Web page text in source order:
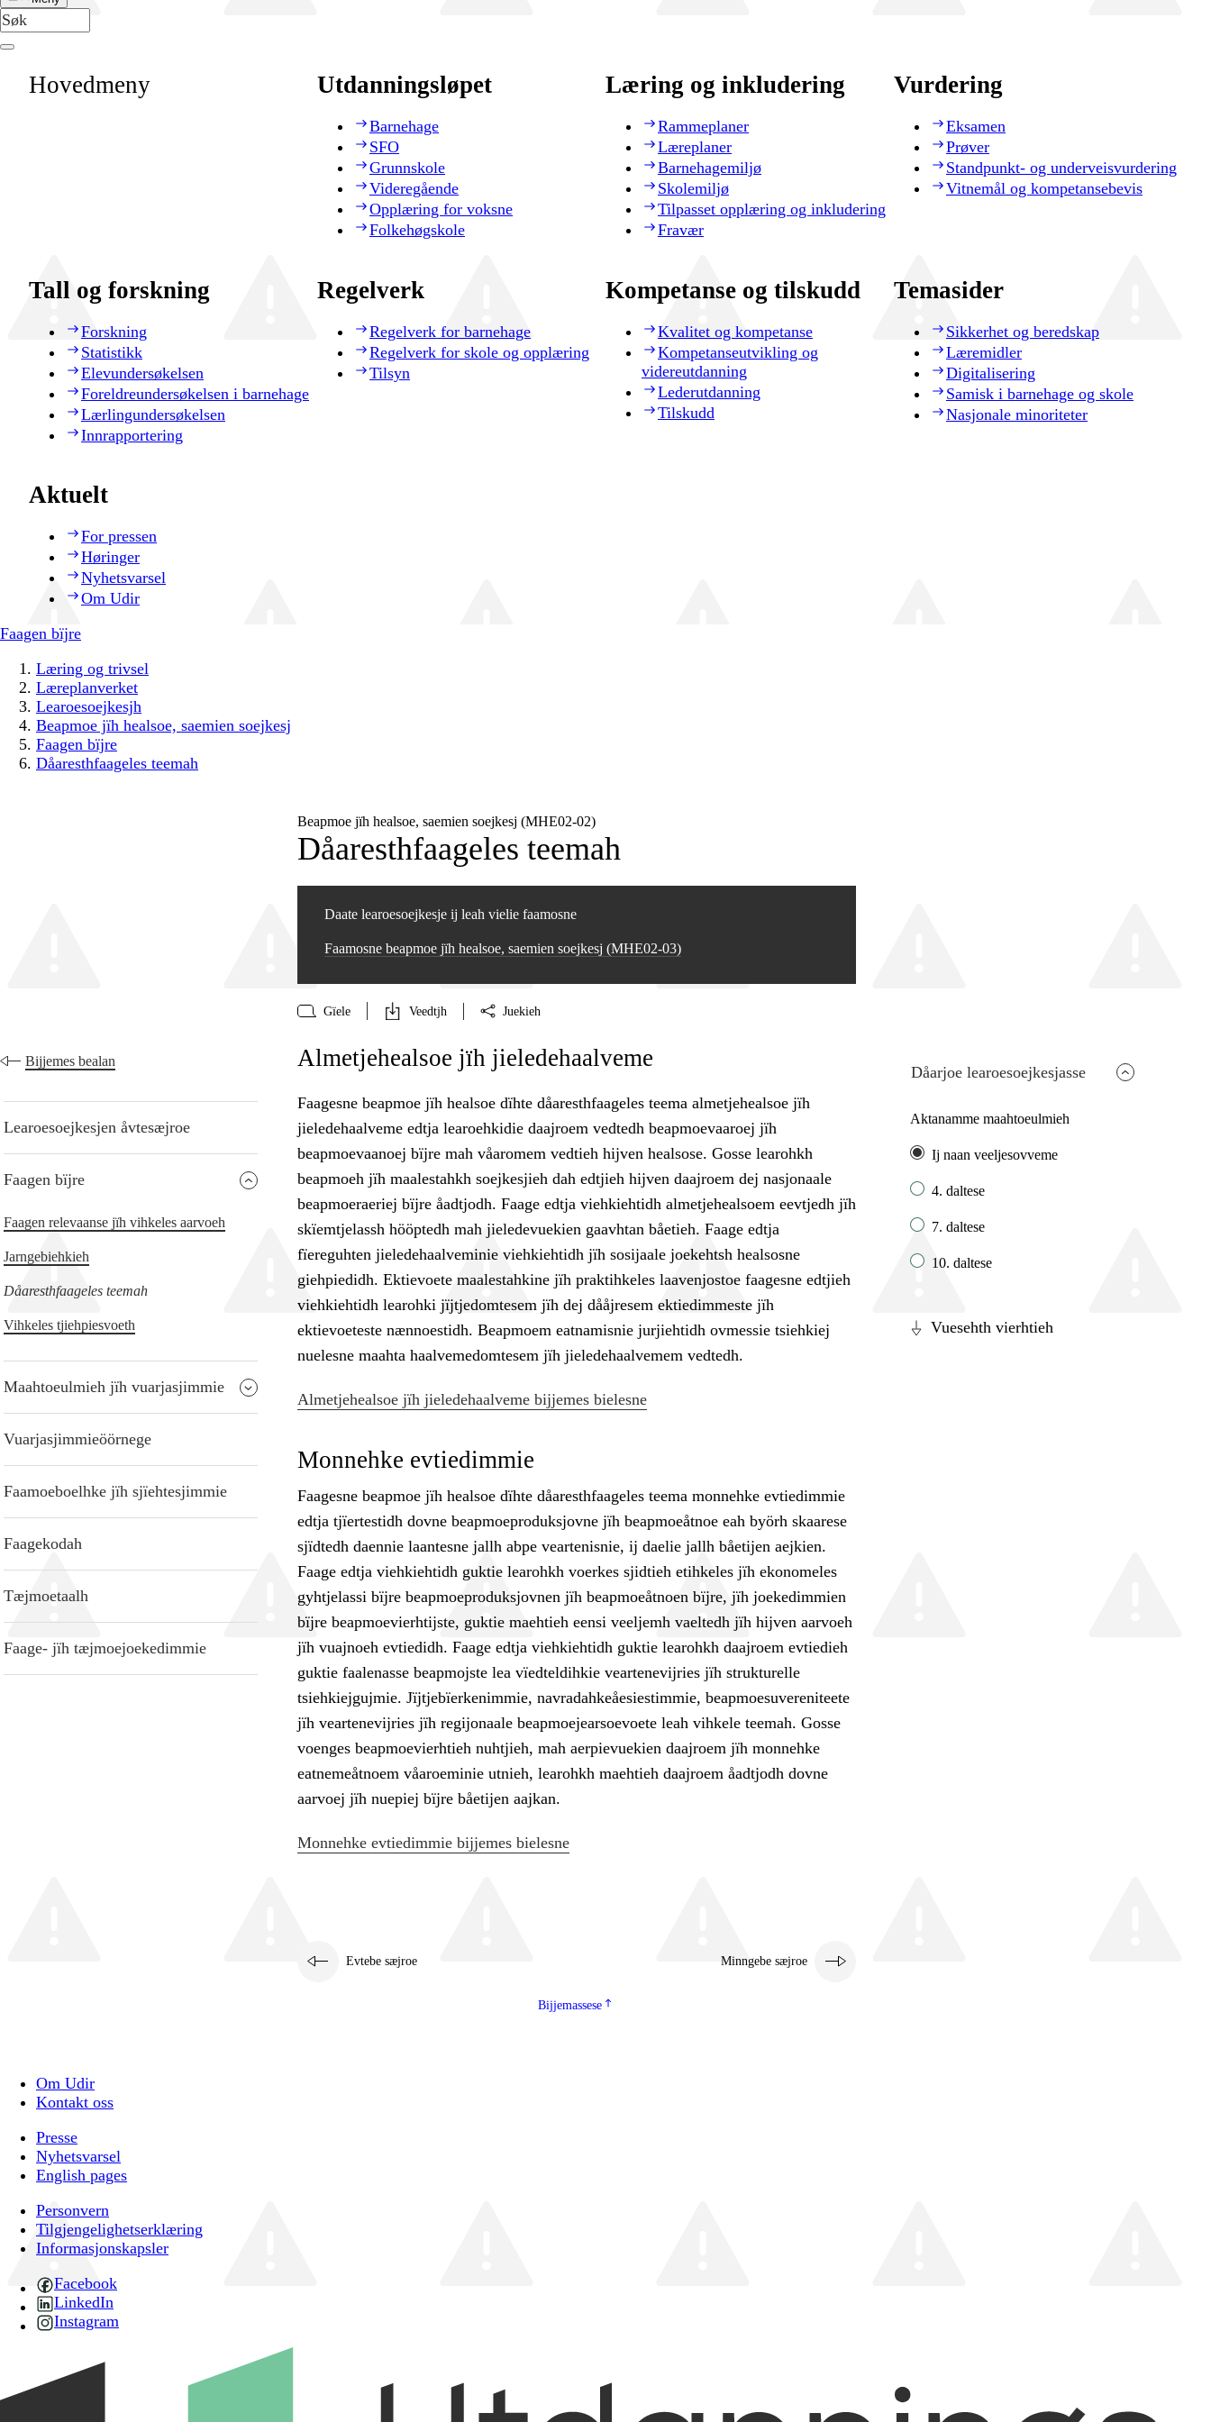
Hovedmeny Utdanningsløpet
Barnehage
SFO
Grunnskole
Videregående
Opplæring for voksne
Folkehøgskole
Læring og inkludering
Rammeplaner
Læreplaner
Barnehagemiljø
Skolemiljø
Tilpasset opplæring og inkludering
Fravær
Vurdering
Eksamen
Prøver
Standpunkt- og underveisvurdering
Vitnemål og kompetansebevis
Tall og forskning
Forskning
Statistikk
Elevundersøkelsen
Foreldreundersøkelsen i barnehage
Lærlingundersøkelsen
Innrapportering
Regelverk
Regelverk for barnehage
Regelverk for skole og opplæring
Tilsyn
Kompetanse og tilskudd
Kvalitet og kompetanse
Kompetanseutvikling og
videreutdanning
Lederutdanning
Tilskudd
Temasider
Sikkerhet og beredskap
Læremidler
Digitalisering
Samisk i barnehage og skole
Nasjonale minoriteter
Aktuelt
For pressen
Høringer
Nyhetsvarsel
Om Udir
Faagen bïjre
Læring og trivsel
Læreplanverket
Learoesoejkesjh
Beapmoe jïh healsoe, saemien soejkesj
Faagen bïjre
Dåaresthfaageles teemah
Beapmoe jïh healsoe, saemien soejkesj (MHE02‑02)
Dåaresthfaageles teemah
Daate learoesoejkesje ij leah vielie faamosne
Faamosne beapmoe jïh healsoe, saemien soejkesj (MHE02‑03)
Gïele Veedtjh Juekieh
Bijjemes bealan
Learoesoejkesjen åvtesæjroe
Faagen bïjre
Faagen relevaanse jïh vihkeles aarvoeh
Jarngebiehkieh
Dåaresthfaageles teemah
Vihkeles tjiehpiesvoeth
Maahtoeulmieh jïh vuarjasjimmie
Vuarjasjimmieöörnege
Faamoeboelhke jïh sjïehtesjimmie
Faagekodah
Tæjmoetaalh
Faage- jïh tæjmoejoekedimmie
Dåarjoe learoesoejkesjasse
Aktanamme maahtoeulmieh
Ij naan veeljesovveme
4. daltese
7. daltese
10. daltese
Vuesehth vierhtieh
Almetjehealsoe jïh jieledehaalveme
Faagesne beapmoe jïh healsoe dïhte dåaresthfaageles teema almetjehealsoe jïh
jieledehaalveme edtja learoehkidie daajroem vedtedh beapmoevaaroej jïh
beapmoevaanoej bïjre mah våaromem vedtieh hijven healsose. Gosse learohkh
beapmoeh jïh maalestahkh soejkesjieh dah edtjieh hijven daajroem dej nasjonaale
beapmoeraeriej bïjre åadtjodh. Faage edtja viehkiehtidh almetjehealsoem eevtjedh jïh
skïemtjelassh hööptedh mah jieledevuekien gaavhtan båetieh. Faage edtja
fïereguhten jieledehaalveminie viehkiehtidh jïh sosijaale joekehtsh healsosne
giehpiedidh. Ektievoete maalestahkine jïh praktihkeles laavenjostoe faagesne edtjieh
viehkiehtidh learohki jïjtjedomtesem jïh dej dååjresem ektiedimmeste jïh
ektievoeteste nænnoestidh. Beapmoem eatnamisnie jurjiehtidh ovmessie tsiehkiej
nuelesne maahta haalvemedomtesem jïh jieledehaalvemem vedtedh.
Almetjehealsoe jïh jieledehaalveme bijjemes bielesne
Monnehke evtiedimmie
Faagesne beapmoe jïh healsoe dïhte dåaresthfaageles teema monnehke evtiedimmie
edtja tjïertestidh dovne beapmoeproduksjovne jïh beapmoeåtnoe eah byörh skaarese
sjïdtedh daennie laantesne jallh abpe veartenisnie, ij daelie jallh båetijen aejkien.
Faage edtja viehkiehtidh guktie learohkh voerkes sjidtieh etihkeles jïh ekonomeles
gyhtjelassi bïjre beapmoeproduksjovnen jïh beapmoeåtnoen bïjre, jïh joekedimmien
bïjre beapmoevierhtijste, guktie maehtieh eensi veeljemh vaeltedh jïh hijven aarvoeh
jïh vuajnoeh evtiedidh. Faage edtja viehkiehtidh guktie learohkh daajroem evtiedieh
guktie faalenasse beapmojste lea vïedteldihkie veartenevijries jïh strukturelle
tsiehkiejgujmie. Jïjtjebïerkenimmie, navradahkeåesiestimmie, beapmoesuvereniteete
jïh veartenevijries jïh regijonaale beapmoejearsoevoete leah vihkele teemah. Gosse
voenges beapmoevierhtieh nuhtjieh, mah aerpievuekien daajroem jïh monnehke
eatnemeåtnoem våaroeminie utnieh, learohkh maehtieh daajroem åadtjodh dovne
aarvoej jïh nuepiej bïjre båetijen aajkan.
Monnehke evtiedimmie bijjemes bielesne
Evtebe sæjroe Minngebe sæjroe
Bijjemassese
Om Udir
Kontakt oss
Presse
Nyhetsvarsel
English pages
Personvern
Tilgjengelighetserklæring
Informasjonskapsler
Facebook
LinkedIn
Instagram